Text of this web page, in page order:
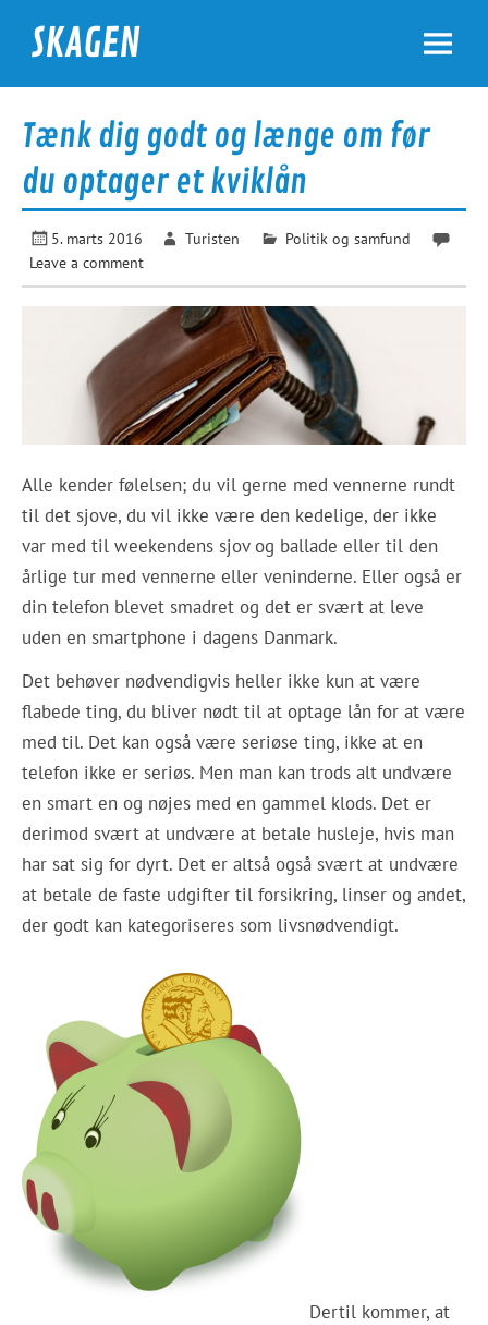
contentSKAGEN
Tænk dig godt og længe om før
du optager et kviklån
5. marts 2016 Turisten
Politik og samfund
Leave a comment
Alle kender følelsen; du vil gerne med vennerne rundt
til det sjove, du vil ikke være den kedelige, der ikke
var med til weekendens sjov og ballade eller til den
årlige tur med vennerne eller veninderne. Eller også er
din telefon blevet smadret og det er svært at leve
uden en smartphone i dagens Danmark.
Det behøver nødvendigvis heller ikke kun at være
flabede ting, du bliver nødt til at optage lån for at være
med til. Det kan også være seriøse ting, ikke at en
telefon ikke er seriøs. Men man kan trods alt undvære
en smart en og nøjes med en gammel klods. Det er
derimod svært at undvære at betale husleje, hvis man
har sat sig for dyrt. Det er altså også svært at undvære
at betale de faste udgifter til forsikring, linser og andet,
der godt kan kategoriseres som livsnødvendigt.
Dertil kommer, at